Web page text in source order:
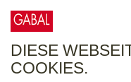
DIESE
COOKIES.